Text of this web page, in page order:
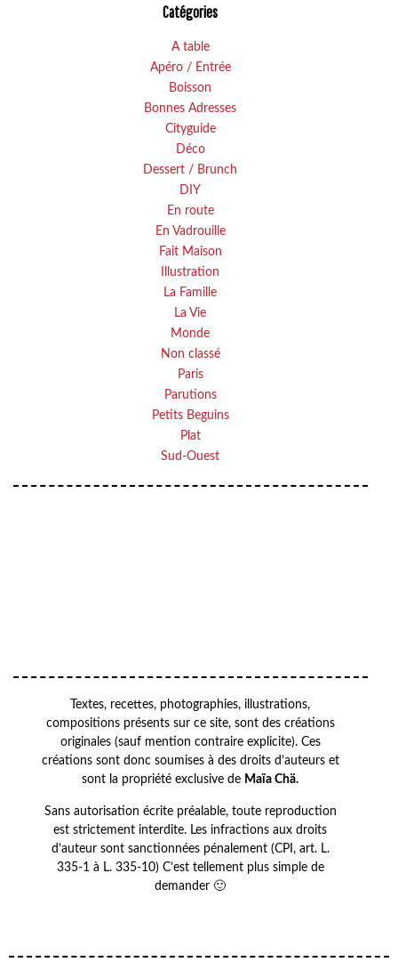
Catégories
A table
Apéro / Entrée
Boisson
Bonnes Adresses
Cityguide
Déco
Dessert / Brunch
DIY
En route
En Vadrouille
Fait Maison
Illustration
La Famille
La Vie
Monde
Non classé
Paris
Parutions
Petits Beguins
Plat
Sud-Ouest
Textes, recettes, photographies, illustrations,
compositions présents sur ce site, sont des créations
originales (sauf mention contraire explicite). Ces
créations sont donc soumises à des droits d’auteurs et
sont la propriété exclusive de Maïa Chä.
Sans autorisation écrite préalable, toute reproduction
est strictement interdite. Les infractions aux droits
d’auteur sont sanctionnées pénalement (CPI, art. L.
335-1 à L. 335-10) C’est tellement plus simple de
demander 🙂